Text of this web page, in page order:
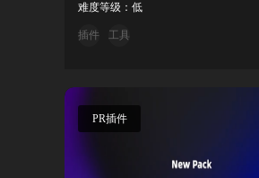
难度等级：低
插件 工具
PR插件